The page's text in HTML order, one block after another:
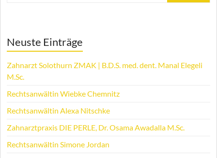
Neuste Einträge
Zahnarzt Solothurn ZMAK | B.D.S. med. dent. Manal Elegeli
M.Sc.
Rechtsanwältin Wiebke Chemnitz
Rechtsanwältin Alexa Nitschke
Zahnarztpraxis DIE PERLE, Dr. Osama Awadalla M.Sc.
Rechtsanwältin Simone Jordan